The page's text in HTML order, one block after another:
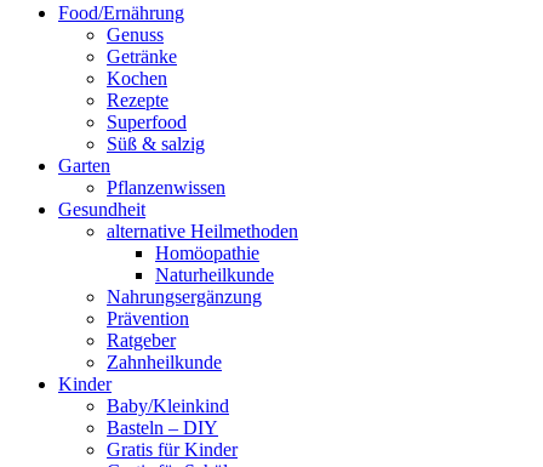
Food/Ernährung
Genuss
Getränke
Kochen
Rezepte
Superfood
Süß & salzig
Garten
Pflanzenwissen
Gesundheit
alternative Heilmethoden
Homöopathie
Naturheilkunde
Nahrungsergänzung
Prävention
Ratgeber
Zahnheilkunde
Kinder
Baby/Kleinkind
Basteln – DIY
Gratis für Kinder